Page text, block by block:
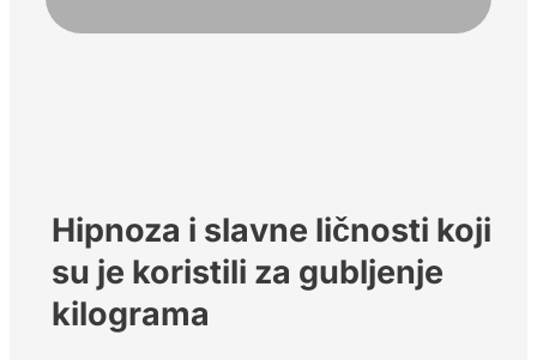
Hipnoza i slavne ličnosti koji
su je koristili za gubljenje
kilograma